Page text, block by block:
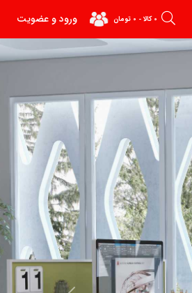
0 کالا - 0 تومان ورود و عضویت